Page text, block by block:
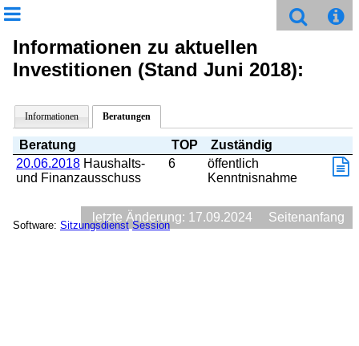
Informationen zu aktuellen
Investitionen (Stand Juni 2018):
Informationen Beratungen
Beratung TOP
Zuständig
20.06.2018 Haushalts-
und Finanzausschuss
6
öffentlich
Kenntnisnahme
letzte Änderung: 17.09.2024 Seitenanfang
Software: Sitzungsdienst Session